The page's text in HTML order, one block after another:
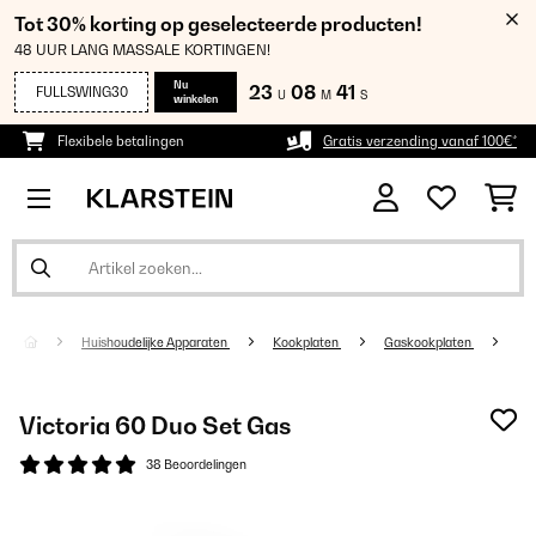
Tot 30% korting op geselecteerde producten!
48 UUR LANG MASSALE KORTINGEN!
FULLSWING30
Nu
winkelen
23 U 08 M 41 S
Flexibele betalingen Gratis verzending vanaf 100€*
Huishoudelijke Apparaten Kookplaten Gaskookplaten
Victoria 60 Duo Set Gas
38 Beoordelingen